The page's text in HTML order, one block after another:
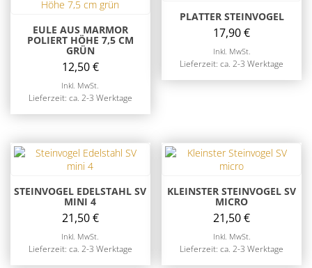
EULE AUS MARMOR
POLIERT HÖHE 7,5 CM
GRÜN
12,50€
Inkl. MwSt.
Lieferzeit: ca. 2-3 Werktage
PLATTER STEINVOGEL
17,90€
Inkl. MwSt.
Lieferzeit: ca. 2-3 Werktage
STEINVOGEL EDELSTAHL SV
MINI 4
21,50€
Inkl. MwSt.
Lieferzeit: ca. 2-3 Werktage
KLEINSTER STEINVOGEL SV
MICRO
21,50€
Inkl. MwSt.
Lieferzeit: ca. 2-3 Werktage